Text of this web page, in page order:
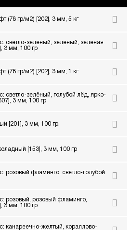
(78 гр/м2) [202], 3 мм, 5 кг
светло-зеленый, зеленый, зеленая
3 мм, 100 гр
(78 гр/м2) [202], 3 мм, 1 кг
светло-зелёный, голубой лёд, ярко-
3 мм, 100 гр
[201], 3 мм, 100 гр.
[153], 3 мм, 100 гр
розовый фламинго, светло-голубой
розовый, розовый фламинго,
3 мм, 100 гр
канареечно-желтый, кораллово-